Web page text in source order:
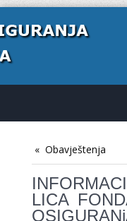
Obavještenja
LICA